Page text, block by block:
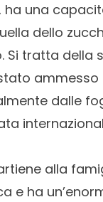
ha una
dello
Si tratta della
ammesso
dalle
alla
e ha